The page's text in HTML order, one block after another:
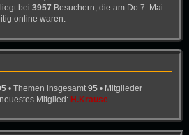
bei 3957 Besuchern, die am Do 7. Mai
online waren.
• Themen insgesamt 95 • Mitglieder
Mitglied: H.Krause